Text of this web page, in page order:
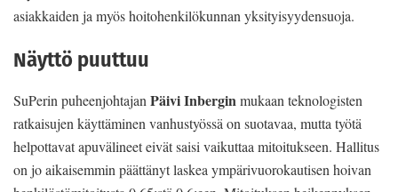
asiakkaiden ja myös hoitohenkilökunnan yksityisyydensuoja.
Näyttö puuttuu
SuPerin puheenjohtajan Päivi Inberginmukaan teknologisten
ratkaisujen käyttäminen vanhustyössä on suotavaa, mutta työtä
helpottavat apuvälineet eivät saisi vaikuttaa mitoitukseen. Hallitus
on jo aikaisemmin päättänyt laskea ympärivuorokautisen hoivan